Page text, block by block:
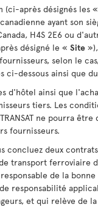
(ci-après désignés les «
ayant son
H4S 2E6 ou
désigné le « Site
selon le
ci-dessous ainsi que
d'hôtel ainsi que
tiers. Les
ne pourra
fournisseurs.
concluez deux
transport ferroviaire
de la
responsabilité
et qui relève de la